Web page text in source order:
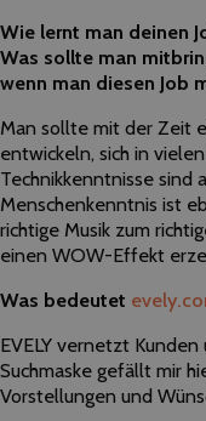
Wie lernt man deinen
Was sollte man
wenn man diesen Job
Man sollte mit der Zeit
entwickeln, sich in
Technikkenntnisse sind
Menschenkenntnis ist
richtige Musik zum
einen WOW-Effekt
Was bedeutet
EVELY vernetzt
Suchmaske gefällt mir
Vorstellungen und